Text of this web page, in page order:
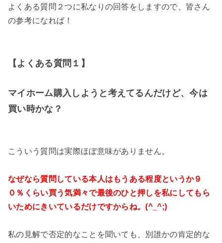
よくある質問２つに私なりの回答をしますので、皆さん
の参考になれば！
【よくある質問１】
マイホーム購入しようと考えてるんだけど、今は
買い時かな？
こういう質問は実際ほぼ意味がありません。
なぜなら質問している本人はもうある程度というか９
０％くらい買う気満々で最後のひと押しを私にしてもら
いためにきいているだけですからね。(^_^;)
私の見解で否定的なことを聞いても、別誰かの肯定的な